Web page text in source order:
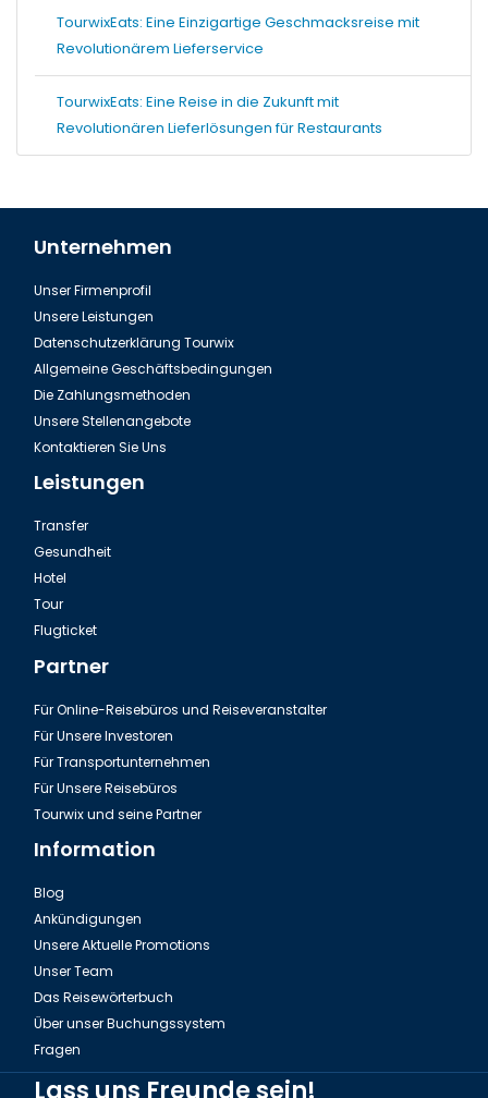
TourwixEats: Eine Einzigartige Geschmacksreise mit
Revolutionärem Lieferservice
TourwixEats: Eine Reise in die Zukunft mit
Revolutionären Lieferlösungen für Restaurants
Unternehmen
Unser Firmenprofil
Unsere Leistungen
Datenschutzerklärung Tourwix
Allgemeine Geschäftsbedingungen
Die Zahlungsmethoden
Unsere Stellenangebote
Kontaktieren Sie Uns
Leistungen
Transfer
Gesundheit
Hotel
Tour
Flugticket
Partner
Für Online-Reisebüros und Reiseveranstalter
Für Unsere Investoren
Für Transportunternehmen
Für Unsere Reisebüros
Tourwix und seine Partner
Information
Blog
Ankündigungen
Unsere Aktuelle Promotions
Unser Team
Das Reisewörterbuch
Über unser Buchungssystem
Fragen
Lass uns Freunde sein!